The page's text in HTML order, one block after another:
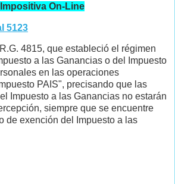
On-Line
5123
4815, que estableció el régimen
a las Ganancias o del Impuesto
en las operaciones
PAIS", precisando que las
Impuesto a las Ganancias no estarán
siempre que se encuentre
de exención del Impuesto a las